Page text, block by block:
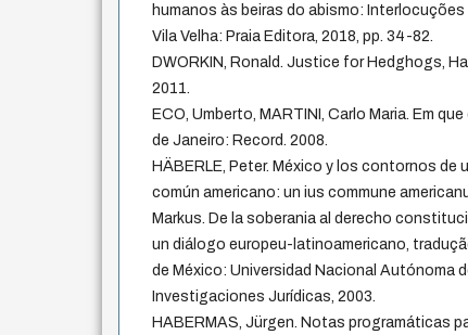
humanos às beiras do abismo:
Vila Velha: Praia Editora, 2018, pp. 34-82.
DWORKIN, Ronald. Justice for Hedghogs,
2011.
ECO, Umberto, MARTINI, Carlo Maria. Em
de Janeiro: Record. 2008.
HÄBERLE, Peter. México y los contornos de
común americano: un ius commune
Markus. De la soberania al derecho
un diálogo europeu-latinoamericano,
de México: Universidad Nacional Autónoma
Investigaciones Jurídicas, 2003.
HABERMAS, Jürgen. Notas programáticas